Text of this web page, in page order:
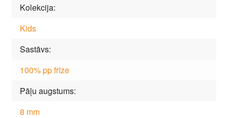
Kolekcija
Kids
Sastāvs
100% pp frīze
Pāļu augstums
8 mm